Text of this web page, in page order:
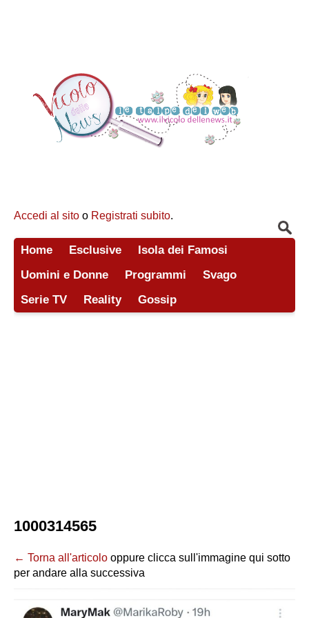
Accedi al sito o Registrati subito.
Home Esclusive
Isola dei Famosi
Uomini e Donne
Programmi
Svago
Serie TV
Reality Gossip
1000314565
← Torna all'articolo oppure clicca sull'immagine qui sotto
per andare alla successiva